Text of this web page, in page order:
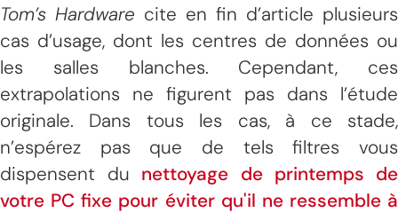
Tom’s Hardware cite en fin d’article plusieurs
cas d’usage, dont les centres de données ou
les salles blanches. Cependant, ces
extrapolations ne figurent pas dans l’étude
originale. Dans tous les cas, à ce stade,
n’espérez pas que de tels filtres vous
dispensent du nettoyage de printemps de
votre PC fixe pour éviter qu'il ne ressemble à